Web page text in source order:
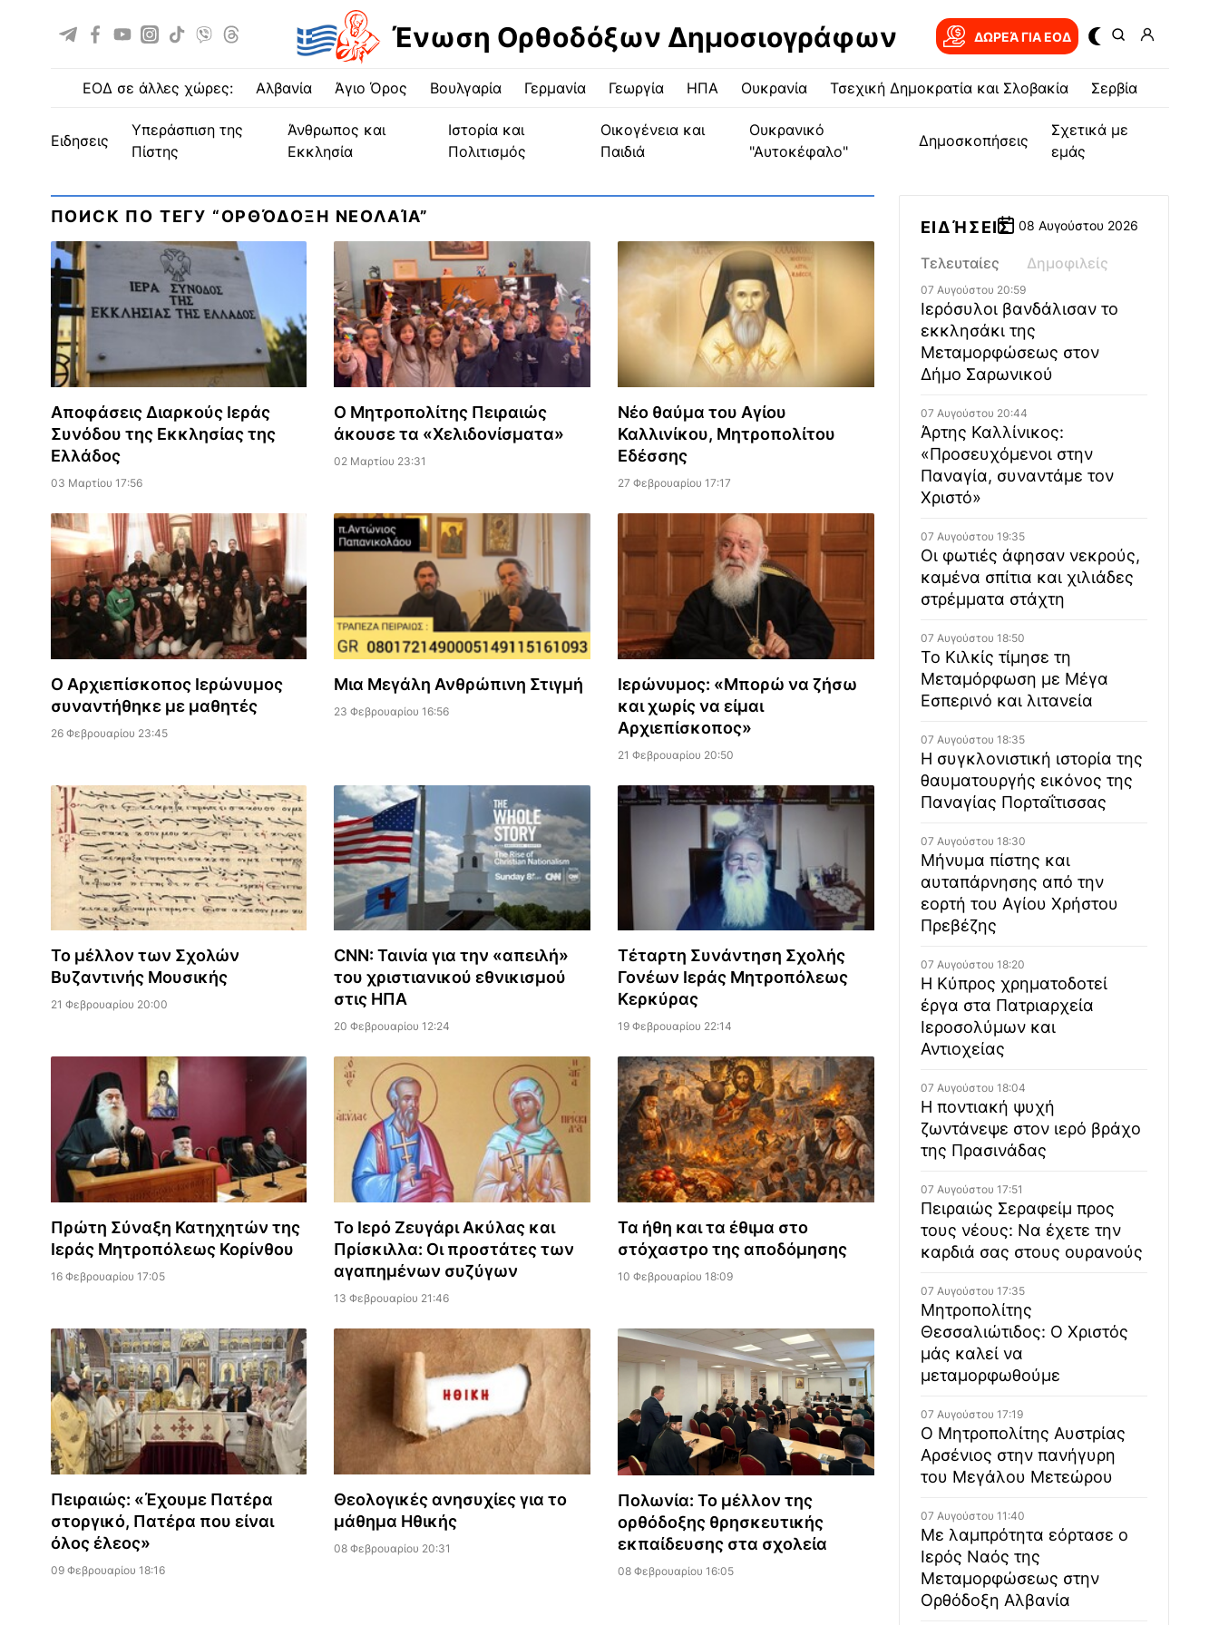
Ένωση Ορθοδόξων Δημοσιογράφων ΔΩΡΕΆ ΓΙΑ EOΔ
ΕΟΔ σε άλλες χώρες: Αλβανία Άγιο Όρος Βουλγαρία Γερμανία Γεωργία ΗΠΑ Ουκρανία Τσεχική Δημοκρατία και Σλοβακία Σερβία
ειδησεις
Υπεράσπιση της
Πίστης
Άνθρωπος και
Εκκλησία
Ιστορία και
Πολιτισμός
Οικογένεια και
Παιδιά
Ουκρανικό
"Αυτοκέφαλο"
Δημοσκοπήσεις
Σχετικά με
εμάς
ПОИСК ПО ТЕГУ “ΟΡΘΌΔΟΞΗ ΝΕΟΛΑΊΑ”
Αποφάσεις Διαρκούς Ιεράς
Συνόδου της Εκκλησίας της
Ελλάδος
03 Μαρτίου 17:56
Ο Μητροπολίτης Πειραιώς
άκουσε τα «Χελιδονίσματα»
02 Μαρτίου 23:31
Νέο θαύμα του Αγίου
Καλλινίκου, Μητροπολίτου
Εδέσσης
27 Φεβρουαρίου 17:17
Ο Αρχιεπίσκοπος Ιερώνυμος
συναντήθηκε με μαθητές
26 Φεβρουαρίου 23:45
Μια Μεγάλη Ανθρώπινη Στιγμή
23 Φεβρουαρίου 16:56
Ιερώνυμος: «Μπορώ να ζήσω
και χωρίς να είμαι
Αρχιεπίσκοπος»
21 Φεβρουαρίου 20:50
Το μέλλον των Σχολών
Βυζαντινής Μουσικής
21 Φεβρουαρίου 20:00
CNN: Ταινία για την «απειλή»
του χριστιανικού εθνικισμού
στις ΗΠΑ
20 Φεβρουαρίου 12:24
Τέταρτη Συνάντηση Σχολής
Γονέων Ιεράς Μητροπόλεως
Κερκύρας
19 Φεβρουαρίου 22:14
Πρώτη Σύναξη Κατηχητών της
Ιεράς Μητροπόλεως Κορίνθου
16 Φεβρουαρίου 17:05
Το Ιερό Ζευγάρι Ακύλας και
Πρίσκιλλα: Οι προστάτες των
αγαπημένων συζύγων
13 Φεβρουαρίου 21:46
Τα ήθη και τα έθιμα στο
στόχαστρο της αποδόμησης
10 Φεβρουαρίου 18:09
Πειραιώς: «Έχουμε Πατέρα
στοργικό, Πατέρα που είναι
όλος έλεος»
09 Φεβρουαρίου 18:16
Θεολογικές ανησυχίες για το
μάθημα Ηθικής
08 Φεβρουαρίου 20:31
Πολωνία: Το μέλλον της
ορθόδοξης θρησκευτικής
εκπαίδευσης στα σχολεία
08 Φεβρουαρίου 16:05
ΕΙΔΉΣΕΙΣ 08 Αυγούστου 2026
Τελευταίες Δημοφιλείς
07 Αυγούστου 20:59
Ιερόσυλοι βανδάλισαν το
εκκλησάκι της
Μεταμορφώσεως στον
Δήμο Σαρωνικού
07 Αυγούστου 20:44
Άρτης Καλλίνικος:
«Προσευχόμενοι στην
Παναγία, συναντάμε τον
Χριστό»
07 Αυγούστου 19:35
Οι φωτιές άφησαν νεκρούς,
καμένα σπίτια και χιλιάδες
στρέμματα στάχτη
07 Αυγούστου 18:50
Το Κιλκίς τίμησε τη
Μεταμόρφωση με Μέγα
Εσπερινό και λιτανεία
07 Αυγούστου 18:35
Η συγκλονιστική ιστορία της
θαυματουργής εικόνος της
Παναγίας Πορταΐτισσας
07 Αυγούστου 18:30
Μήνυμα πίστης και
αυταπάρνησης από την
εορτή του Αγίου Χρήστου
Πρεβέζης
07 Αυγούστου 18:20
Η Κύπρος χρηματοδοτεί
έργα στα Πατριαρχεία
Ιεροσολύμων και
Αντιοχείας
07 Αυγούστου 18:04
Η ποντιακή ψυχή
ζωντάνεψε στον ιερό βράχο
της Πρασινάδας
07 Αυγούστου 17:51
Πειραιώς Σεραφείμ προς
τους νέους: Να έχετε την
καρδιά σας στους ουρανούς
07 Αυγούστου 17:35
Μητροπολίτης
Θεσσαλιώτιδος: Ο Χριστός
μάς καλεί να
μεταμορφωθούμε
07 Αυγούστου 17:19
Ο Μητροπολίτης Αυστρίας
Αρσένιος στην πανήγυρη
του Μεγάλου Μετεώρου
07 Αυγούστου 11:40
Με λαμπρότητα εόρτασε ο
Ιερός Ναός της
Μεταμορφώσεως στην
Ορθόδοξη Αλβανία